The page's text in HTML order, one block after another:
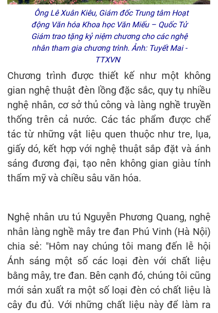
Ông Lê Xuân Kiêu, Giám đốc Trung tâm Hoạt
động Văn hóa Khoa học Văn Miếu – Quốc Tử
Giám trao tặng kỷ niệm chương cho các nghệ
nhân tham gia chương trình. Ảnh: Tuyết Mai -
TTXVN
Chương trình được thiết kế như một không
gian nghệ thuật đèn lồng đặc sắc, quy tụ nhiều
nghệ nhân, cơ sở thủ công và làng nghề truyền
thống trên cả nước. Các tác phẩm được chế
tác từ những vật liệu quen thuộc như tre, lụa,
giấy dó, kết hợp với nghệ thuật sắp đặt và ánh
sáng đương đại, tạo nên không gian giàu tính
thẩm mỹ và chiều sâu văn hóa.
Nghệ nhân ưu tú Nguyễn Phương Quang, nghệ
nhân làng nghề mây tre đan Phú Vinh (Hà Nội)
chia sẻ: "Hôm nay chúng tôi mang đến lễ hội
Ánh sáng một số các loại đèn với chất liệu
bằng mây, tre đan. Bên cạnh đó, chúng tôi cũng
mới sản xuất ra một số loại đèn có chất liệu là
cây đu đủ. Với những chất liệu này để làm ra